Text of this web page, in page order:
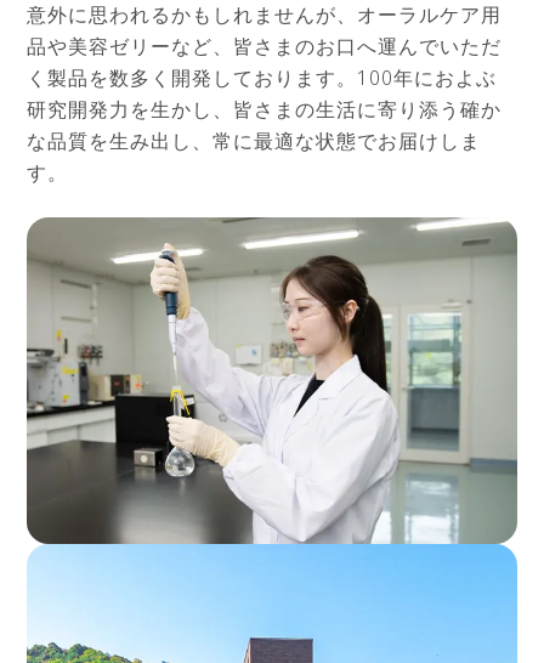
意外に思われるかもしれませんが、オーラルケア用
品や美容ゼリーなど、皆さまのお口へ運んでいただ
く製品を数多く開発しております。100年におよぶ
研究開発力を生かし、皆さまの生活に寄り添う確か
な品質を生み出し、常に最適な状態でお届けしま
す。